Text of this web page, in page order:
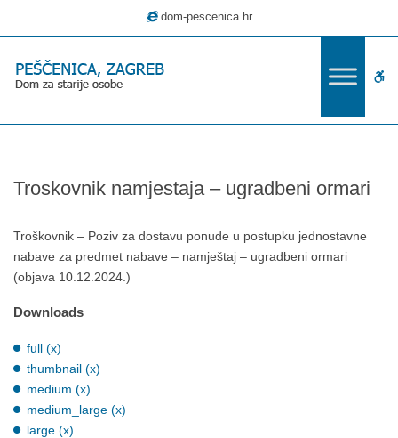
ugradbeni
dom-pescenica.hr
Troskovnik namjestaja – ugradbeni ormari
Troškovnik – Poziv za dostavu ponude u postupku jednostavne
nabave za predmet nabave – namještaj – ugradbeni ormari
(objava 10.12.2024.)
Downloads
full (x)
thumbnail (x)
medium (x)
medium_large (x)
large (x)